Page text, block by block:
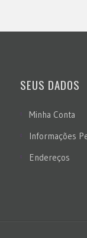
SEUS DADOS
Minha Conta
Informações
Endereços